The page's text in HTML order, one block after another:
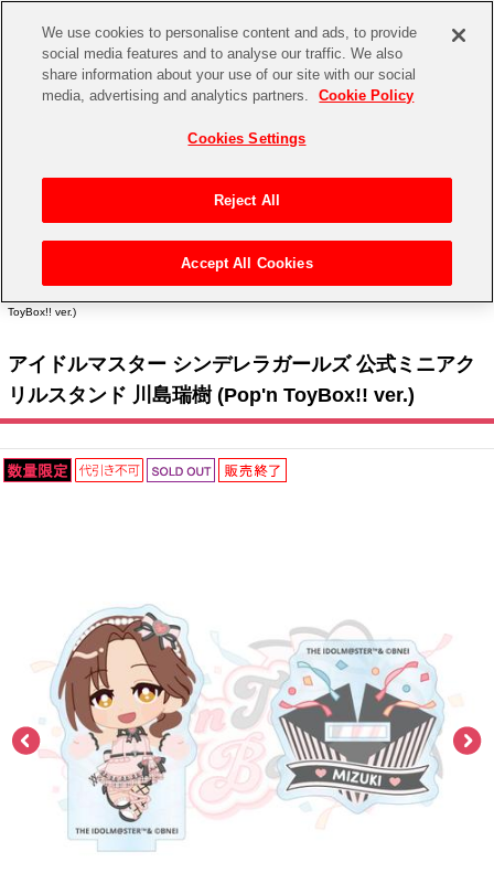
CHANNEL STORE EVENT
ASOBI STORE TOP
ゲーム 電子書籍
CD / Blu-ray
EVENT
プレミアム会員とは
アイドルマスターシリーズ
アイドルマスター
アイドルマスター SideM
学園アイドルマスター
電音部
鉄拳
太鼓の達人
ACE COMBAT
パックマン
イベントグッズ
トイ・ホビー
アイドルマスター シリーズ>アイドルマスター シンデレラガール
ToyBox!! ver.)
アイドルマスター シンデレラガールズ 公式ミニアク
リルスタンド 川島瑞樹 (Pop'n ToyBox!! ver.)
We use cookies to personalise content and ads, to provide
social media features and to analyse our traffic. We also
share information about your use of our site with our social
media, advertising and analytics partners.
Cookie Policy
Cookies Settings
Reject All
Accept All Cookies